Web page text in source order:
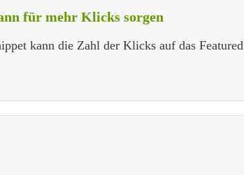
für mehr Klicks sorgen
kann die Zahl der Klicks auf das Featured